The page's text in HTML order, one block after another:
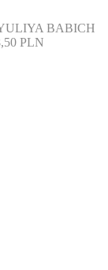
BABICH
PLN